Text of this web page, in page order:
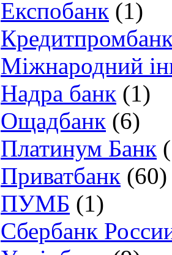
Експобанк (1)
Міжнародний
Надра банк (1)
Ощадбанк (6)
Платинум Банк
Приватбанк (60)
ПУМБ (1)
Сбербанк